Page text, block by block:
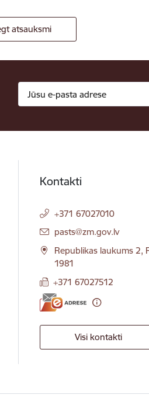
atsauksmi
Kontakti
+371 67027010
E-pasts:
pasts@zm.gov.lv
Republikas laukums 2,
1981
+371 67027512
Visi kontakti